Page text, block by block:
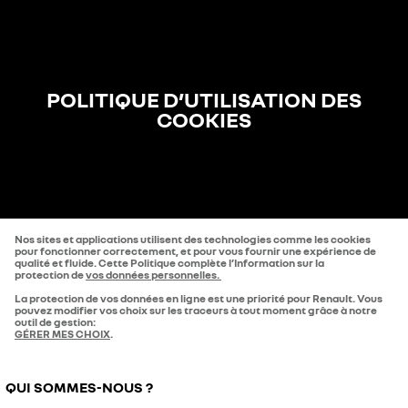
POLITIQUE D’UTILISATION DES
COOKIES
Nos sites et applications utilisent des technologies comme les cookies
pour fonctionner correctement, et pour vous fournir une expérience de
qualité et fluide. Cette Politique complète l’Information sur la
protection devos données personnelles.
La protection de vos données en ligne est une priorité pour Renault. Vous
pouvez modifier vos choix sur les traceurs à tout moment grâce à notre
outil de gestion:
GÉRER MES CHOIX.
QUI SOMMES-NOUS ?